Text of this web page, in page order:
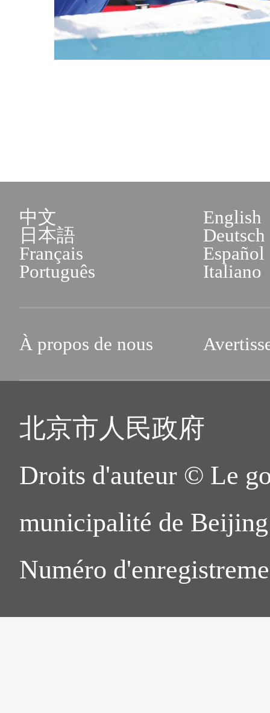
中文
English
日本語
Deutsch
Français
Español
Português
Italiano
À propos de nous
北京市人民政府
Droits d'auteur © Le
municipalité de
Numéro